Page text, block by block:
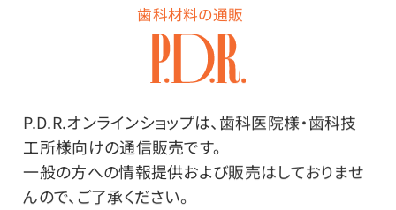
歯科材料の通販
P.D.R.オンラインショップは、歯科医院様・歯科技
工所様向けの通信販売です。
一般の方への情報提供および販売はしておりませ
んので、ご了承ください。
商品詳細
特長